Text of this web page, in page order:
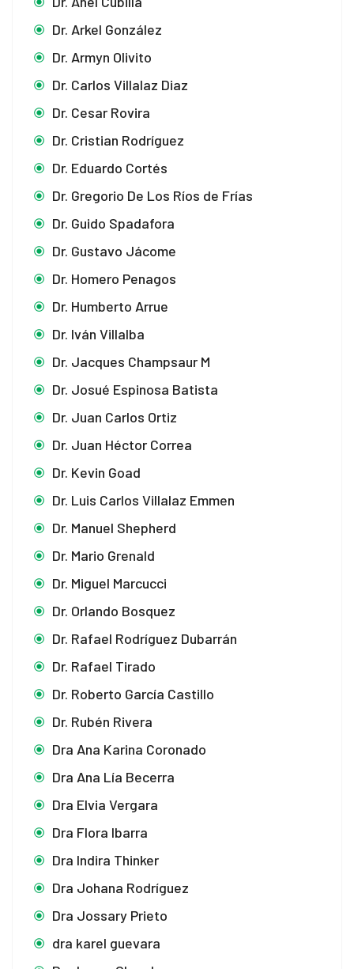
Dr. Arkel González
Dr. Armyn Olivito
Dr. Carlos Villalaz Diaz
Dr. Cesar Rovira
Dr. Cristian Rodríguez
Dr. Eduardo Cortés
Dr. Gregorio De Los Ríos de Frías
Dr. Guido Spadafora
Dr. Gustavo Jácome
Dr. Homero Penagos
Dr. Humberto Arrue
Dr. Iván Villalba
Dr. Jacques Champsaur M
Dr. Josué Espinosa Batista
Dr. Juan Carlos Ortiz
Dr. Juan Héctor Correa
Dr. Kevin Goad
Dr. Luis Carlos Villalaz Emmen
Dr. Manuel Shepherd
Dr. Mario Grenald
Dr. Miguel Marcucci
Dr. Orlando Bosquez
Dr. Rafael Rodríguez Dubarrán
Dr. Rafael Tirado
Dr. Roberto García Castillo
Dr. Rubén Rivera
Dra Ana Karina Coronado
Dra Ana Lía Becerra
Dra Elvia Vergara
Dra Flora Ibarra
Dra Indira Thinker
Dra Johana Rodríguez
Dra Jossary Prieto
dra karel guevara